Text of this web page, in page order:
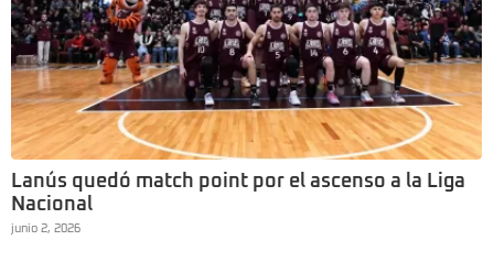
Lanús quedó match point por el ascenso a la Liga
Nacional
junio 2, 2026